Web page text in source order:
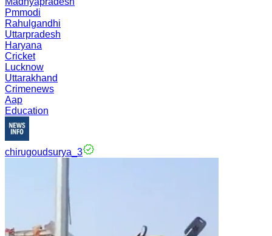
Pmmodi
Rahulgandhi
Uttarpradesh
Haryana
Cricket
Lucknow
Uttarakhand
Crimenews
Aap
Education
chirugoudsurya_3